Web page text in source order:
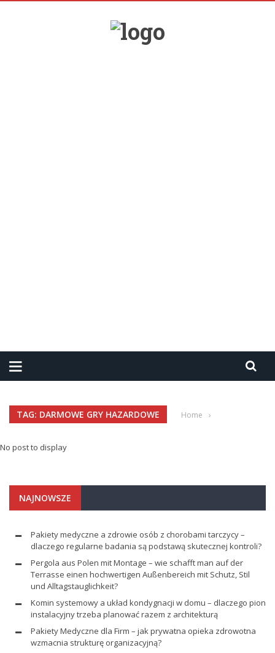
TAG: DARMOWE GRY HAZARDOWE Home ›
No post to display
NAJNOWSZE
Pakiety medyczne a zdrowie osób z chorobami tarczycy –
dlaczego regularne badania są podstawą skutecznej kontroli?
Pergola aus Polen mit Montage – wie schafft man auf der
Terrasse einen hochwertigen Außenbereich mit Schutz, Stil
und Alltagstauglichkeit?
Komin systemowy a układ kondygnacji w domu – dlaczego pion
instalacyjny trzeba planować razem z architekturą
Pakiety Medyczne dla Firm – jak prywatna opieka zdrowotna
wzmacnia strukturę organizacyjną?